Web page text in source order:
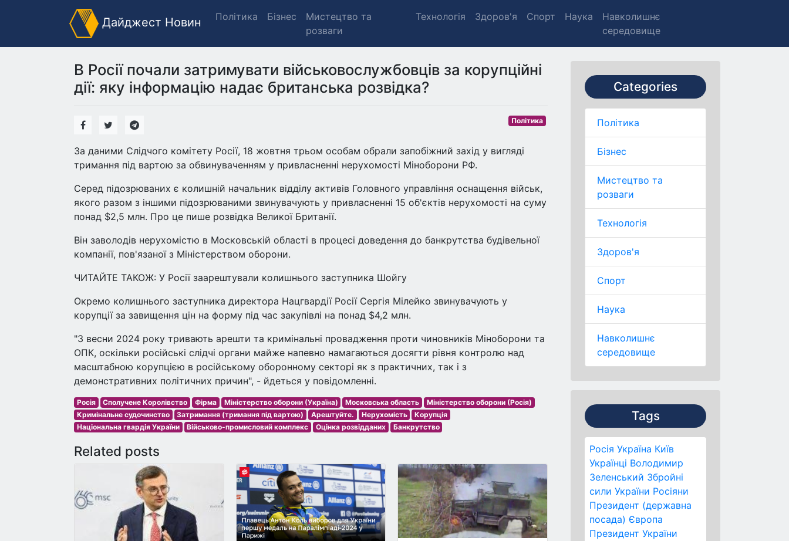
Дайджест Новин Політика Бізнес
Мистецтво та
розваги
Технологія Здоров'я Спорт Наука
Навколишнє
середовище
Categories
Політика
Бізнес
Мистецтво та
розваги
Технологія
Здоров'я
Спорт
Наука
Навколишнє
середовище
Tags
Росія Україна Київ
Українці Володимир
Зеленський Збройні
сили України Росіяни
Президент (державна
посада) Європа
Президент України
В Росії почали затримувати військовослужбовців за корупційні
дії: яку інформацію надає британська розвідка?
Політика
За даними Слідчого комітету Росії, 18 жовтня трьом особам обрали запобіжний захід у вигляді
тримання під вартою за обвинуваченням у привласненні нерухомості Міноборони РФ.
Серед підозрюваних є колишній начальник відділу активів Головного управління оснащення військ,
якого разом з іншими підозрюваними звинувачують у привласненні 15 об'єктів нерухомості на суму
понад $2,5 млн. Про це пише розвідка Великої Британії.
Він заволодів нерухомістю в Московській області в процесі доведення до банкрутства будівельної
компанії, пов'язаної з Міністерством оборони.
ЧИТАЙТЕ ТАКОЖ: У Росії заарештували колишнього заступника Шойгу
Окремо колишнього заступника директора Нацгвардії Росії Сергія Мілейко звинувачують у
корупції за завищення цін на форму під час закупівлі на понад $4,2 млн.
"З весни 2024 року тривають арешти та кримінальні провадження проти чиновників Міноборони та
ОПК, оскільки російські слідчі органи майже напевно намагаються досягти рівня контролю над
масштабною корупцією в російському оборонному секторі як з практичних, так і з
демонстративних політичних причин", - йдеться у повідомленні.
Росія Сполучене Королівство Фірма Міністерство оборони (Україна) Московська область
Міністерство оборони (Росія)
Кримінальне судочинство
Затримання (тримання під вартою) Арештуйте. Нерухомість
Корупція
Національна гвардія України
Військово-промисловий комплекс Оцінка розвідданих Банкрутство
Related posts